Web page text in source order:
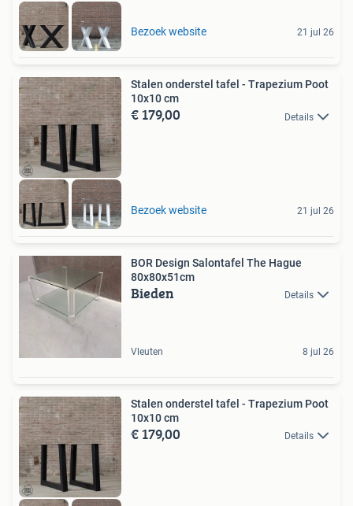
Bezoek website 21 jul 26
Stalen onderstel tafel - Trapezium Poot
10x10 cm
€ 179,00 Details
Bezoek website 21 jul 26
BOR Design Salontafel The Hague
80x80x51cm
Bieden Details
Vleuten 8 jul 26
Stalen onderstel tafel - Trapezium Poot
10x10 cm
€ 179,00 Details